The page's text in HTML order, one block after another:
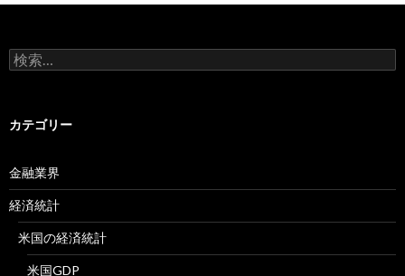
検
索:
カテゴリー
金融業界
経済統計
米国の経済統計
米国GDP